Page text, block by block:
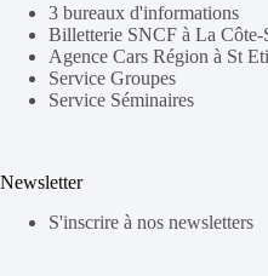
3 bureaux d'informations
Billetterie SNCF à La Côte-
Agence Cars Région à St
Service Groupes
Service Séminaires
Newsletter
S'inscrire à nos newsletters